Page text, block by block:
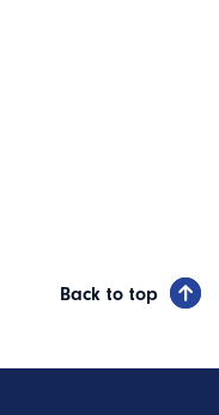
Back to top